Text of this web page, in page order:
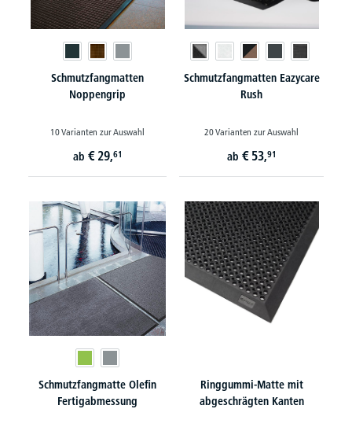
Schmutzfangmatten
Noppengrip
10 Varianten zur Auswahl
ab € 29,61
Schmutzfangmatten Eazycare
Rush
20 Varianten zur Auswahl
ab € 53,91
Schmutzfangmatte Olefin
Fertigabmessung
Ringgummi-Matte mit
abgeschrägten Kanten